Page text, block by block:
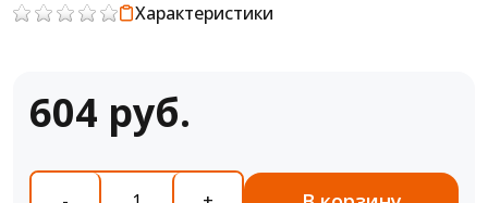
Характеристики
604 руб.